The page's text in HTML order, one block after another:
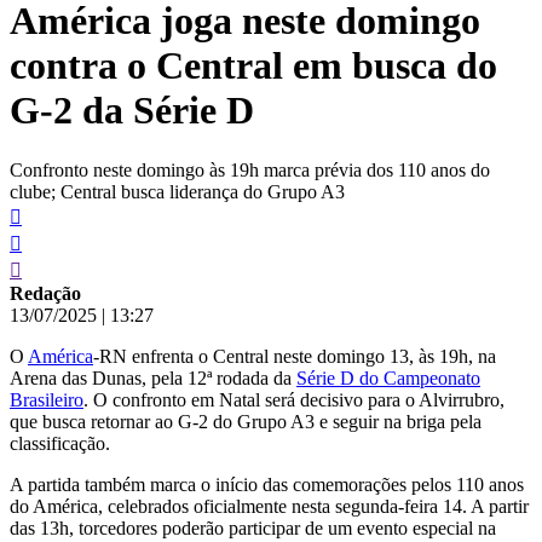
conteúdo
América joga neste domingo
contra o Central em busca do
G-2 da Série D
Confronto neste domingo às 19h marca prévia dos 110 anos do
clube; Central busca liderança do Grupo A3
Redação
13/07/2025 | 13:27
O América-RN enfrenta o Central neste domingo 13, às 19h, na
Arena das Dunas, pela 12ª rodada da Série D do Campeonato
Brasileiro. O confronto em Natal será decisivo para o Alvirrubro,
que busca retornar ao G-2 do Grupo A3 e seguir na briga pela
classificação.
A partida também marca o início das comemorações pelos 110 anos
do América, celebrados oficialmente nesta segunda-feira 14. A partir
das 13h, torcedores poderão participar de um evento especial na